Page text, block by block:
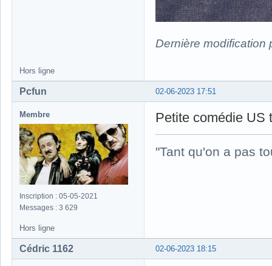
Dernière modification
Hors ligne
02-06-2023 17:51
Pcfun
Membre
Inscription : 05-05-2021
Messages : 3 629
Petite comédie US
"Tant qu'on a pas
Hors ligne
02-06-2023 18:15
Cédric 1162